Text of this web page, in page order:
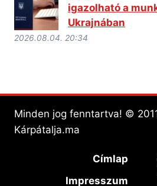
igazolható a
Ukrajnában
2026.08.04. 20:34
Minden jog fenntartva! ©
Kárpátalja.ma
Címlap
Impresszum